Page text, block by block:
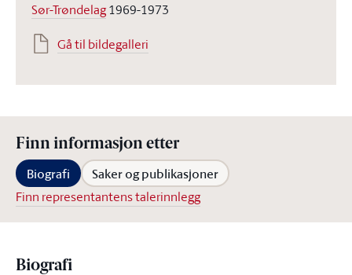
Sør-Trøndelag1969-1973
Gå til bildegalleri
Finn informasjon etter
Biografi Saker og publikasjoner
Finn representantens talerinnlegg
Biografi